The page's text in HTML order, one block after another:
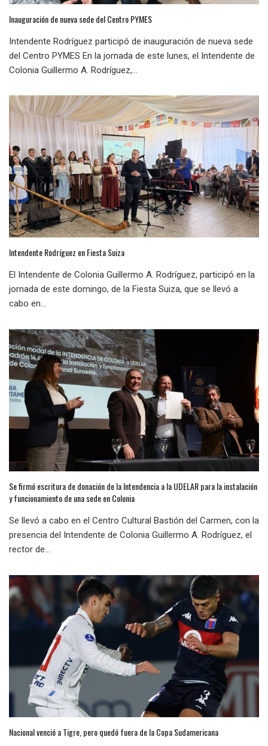
Inauguración de nueva sede del Centro PYMES
Intendente Rodríguez participó de inauguración de nueva sede
del Centro PYMES En la jornada de este lunes, el Intendente de
Colonia Guillermo A. Rodríguez,...
Intendente Rodríguez en Fiesta Suiza
El Intendente de Colonia Guillermo A. Rodríguez, participó en la
jornada de este domingo, de la Fiesta Suiza, que se llevó a
cabo en...
Se firmó escritura de donación de la Intendencia a la UDELAR para la instalación
y funcionamiento de una sede en Colonia
Se llevó a cabo en el Centro Cultural Bastión del Carmen, con la
presencia del Intendente de Colonia Guillermo A. Rodríguez, el
rector de...
Nacional venció a Tigre, pero quedó fuera de la Copa Sudamericana